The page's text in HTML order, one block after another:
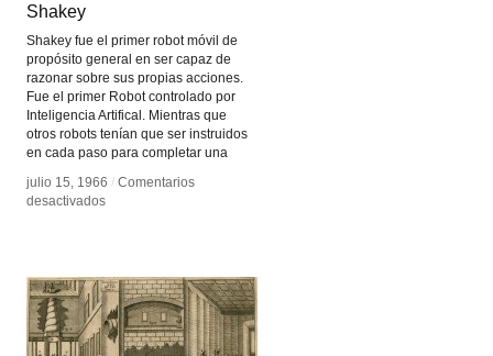
Shakey
Shakey fue el primer robot móvil de
propósito general en ser capaz de
razonar sobre sus propias acciones.
Fue el primer Robot controlado por
Inteligencia Artifical. Mientras que
otros robots tenían que ser instruidos
en cada paso para completar una
julio 15, 1966 / Comentarios
desactivadosen
Shakey
julio 15, 1966 / Comentarios
desactivadosen